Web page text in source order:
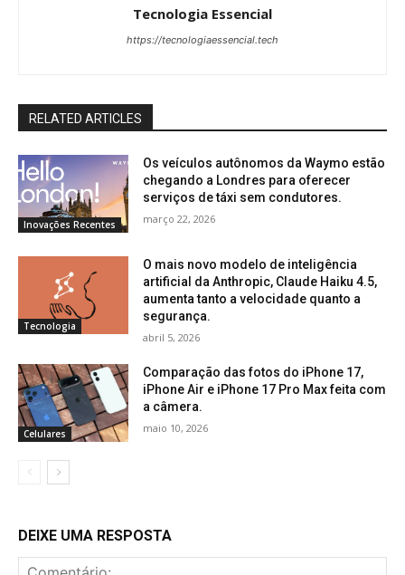
Tecnologia Essencial
https://tecnologiaessencial.tech
RELATED ARTICLES
Inovações Recentes
Os veículos autônomos da Waymo estão
chegando a Londres para oferecer
serviços de táxi sem condutores.
março 22, 2026
Tecnologia
O mais novo modelo de inteligência
artificial da Anthropic, Claude Haiku 4.5,
aumenta tanto a velocidade quanto a
segurança.
abril 5, 2026
Celulares
Comparação das fotos do iPhone 17,
iPhone Air e iPhone 17 Pro Max feita com
a câmera.
maio 10, 2026
DEIXE UMA RESPOSTA